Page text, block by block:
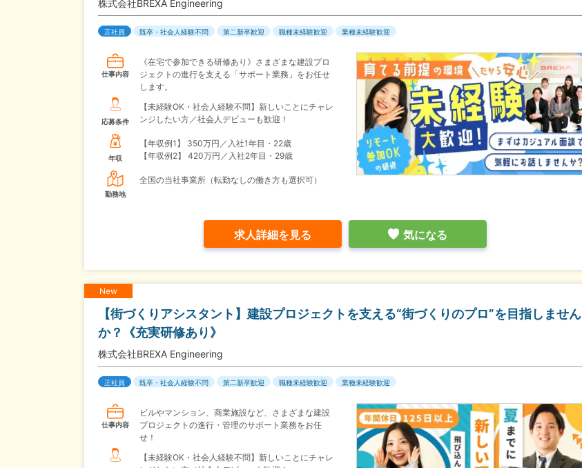
株式会社BREXA Engineering
正社員 既卒・社会人経験不問 第二新卒歓迎 職種未経験歓迎 業種未経験歓迎
仕事内容
《在宅で参加できる研修あり》さまざまな建設プロ
ジェクトの進行を支える「サポート業務」をお任せ
します。
応募条件
【未経験OK・社会人経験不問】新しいことにチャレ
ンジしたい方／社会人デビューも歓迎！
年収
【年収例1】
350万円／入社1年目・22歳
【年収例2】
420万円／入社2年目・29歳
勤務地
全国の当社事業所（転勤なしの働き方も選択可）
求人詳細を見る 気になる
New
【街づくりアシスタント】建設プロジェクトを支える“街づくりのプロ”を目指しません
か？《充実研修あり》
株式会社BREXA Engineering
正社員 既卒・社会人経験不問 第二新卒歓迎 職種未経験歓迎 業種未経験歓迎
仕事内容
ビルやマンション、商業施設など、さまざまな建設
プロジェクトの進行・管理のサポート業務をお任
せ！
【未経験OK・社会人経験不問】新しいことにチャレ